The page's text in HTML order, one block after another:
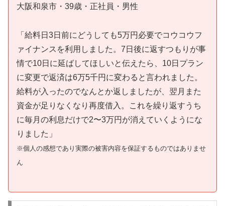
大阪和泉市・39歳・正社員・男性
「給料日3日前にどうしても5万円必要でコウコウフ
ァイナンスを利用しました。7日後に返すつもりが事
情で10日に延ばしてほしいと伝えたら、10日プラン
に変更で返済は6万5千円に変わると言われました。
給料が入ったのでなんとか返しましたが、翌月また
資金が足りなくなり再度借入。これを繰り返すうち
に毎月の利息だけで2〜3万円が消えていくようにな
りました」
※個人の感想であり実際の被害内容を保証するものではありませ
ん